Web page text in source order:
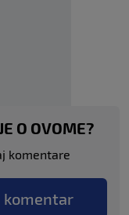
O OVOME?
komentare
komentar